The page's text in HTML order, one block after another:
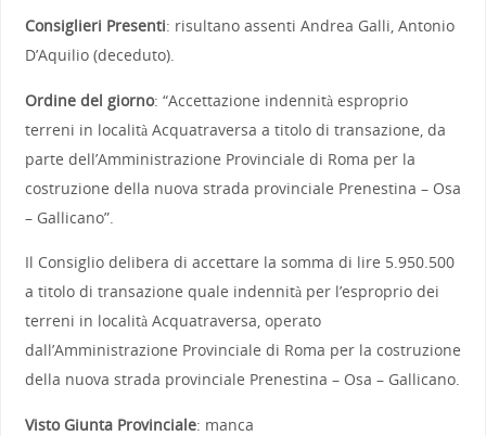
Consiglieri Presenti: risultano assenti Andrea Galli, Antonio
D’Aquilio (deceduto).
Ordine del giorno: “Accettazione indennità esproprio
terreni in località Acquatraversa a titolo di transazione, da
parte dell’Amministrazione Provinciale di Roma per la
costruzione della nuova strada provinciale Prenestina – Osa
– Gallicano”.
Il Consiglio delibera di accettare la somma di lire 5.950.500
a titolo di transazione quale indennità per l’esproprio dei
terreni in località Acquatraversa, operato
dall’Amministrazione Provinciale di Roma per la costruzione
della nuova strada provinciale Prenestina – Osa – Gallicano.
Visto Giunta Provinciale: manca